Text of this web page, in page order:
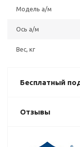
Модель а/м
Ось а/м
Вес, кг
Бесплатный
Отзывы